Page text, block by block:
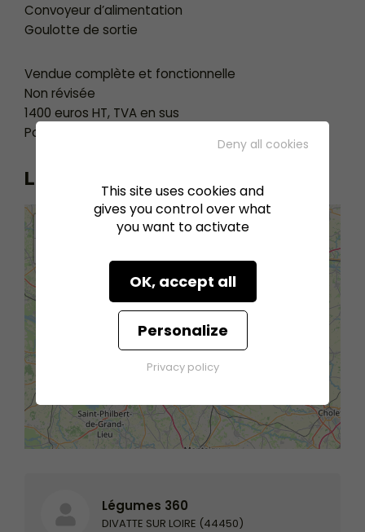
Convoyeur d’alimentation
Goulotte de sortie
Vendue complète et fonctionnelle
Non révisée
1400 euros HT, TVA en sus
Possibilité d’organiser le transport
Localisation
Légumes 360
DIVATTE SUR LOIRE (44450)
This site uses cookies and
gives you control over what
you want to activate
OK, accept all
Deny all cookies
Personalize
Privacy policy